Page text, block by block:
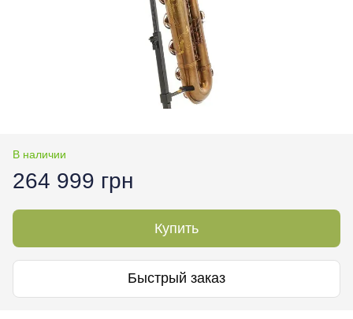
В наличии
264 999 грн
Купить
Быстрый заказ